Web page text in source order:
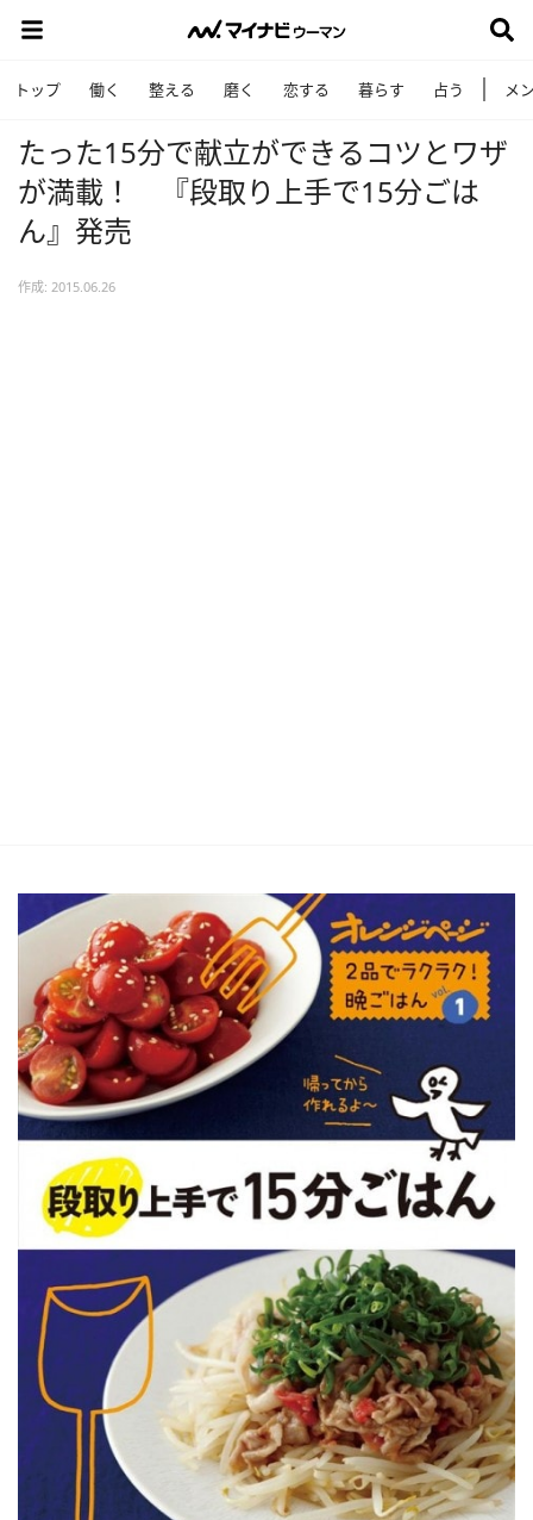
トップ 働く 整える 磨く 恋する 暮らす 占う メ
たった15分で献立ができるコツとワザ
が満載！ 『段取り上手で15分ごは
ん』発売
作成: 2015.06.26